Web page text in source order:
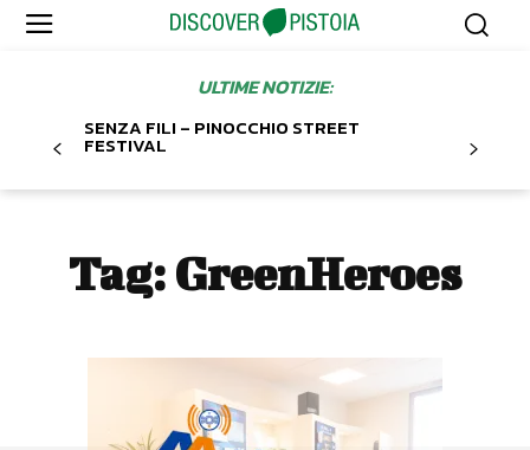
ULTIME NOTIZIE:
SENZA FILI – PINOCCHIO STREET
FESTIVAL
Tag: GreenHeroes